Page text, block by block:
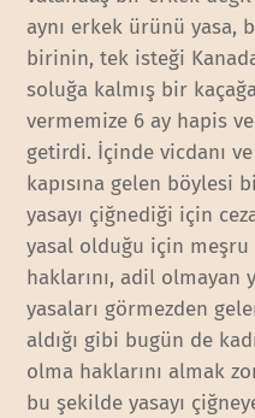
aynı erkek ürünü yasa,
birinin, tek isteği
soluğa kalmış bir
vermemize 6 ay hapis
getirdi. İçinde vicdanı
kapısına gelen böylesi
yasayı çiğnediği için
yasal olduğu için meşru
haklarını, adil olmayan
yasaları görmezden
aldığı gibi bugün de
olma haklarını almak
bu şekilde yasayı